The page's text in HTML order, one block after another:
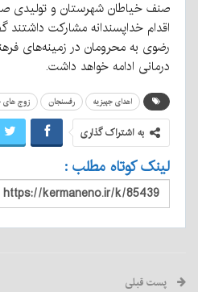
صنف خیاطان شهرستان و تولیدی
اقدام خداپسندانه مشارکت
رضوی به محرومان در زمینه‌های
درمانی ادامه خواهد داشت.
اهدای جهیزیه رفسنجان زوج های
به اشتراک گذاری
لینک کوتاه مطلب :
پست قبلی